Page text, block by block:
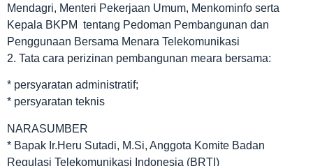
Mendagri, Menteri Pekerjaan Umum, Menkominfo serta
Kepala BKPM tentang Pedoman Pembangunan dan
Penggunaan Bersama Menara Telekomunikasi
2. Tata cara perizinan pembangunan meara bersama:
* persyaratan administratif;
* persyaratan teknis
NARASUMBER
* Bapak Ir.Heru Sutadi, M.Si, Anggota Komite Badan
Regulasi Telekomunikasi Indonesia (BRTI)